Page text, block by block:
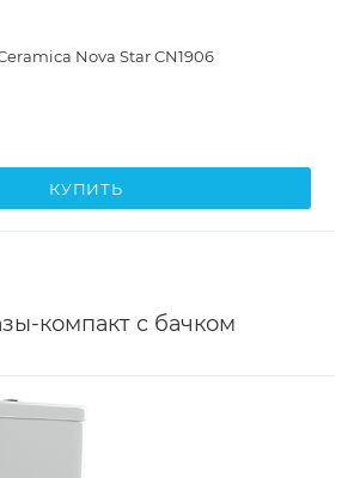
Nova Star CN1906
КУПИТЬ
компакт с бачком